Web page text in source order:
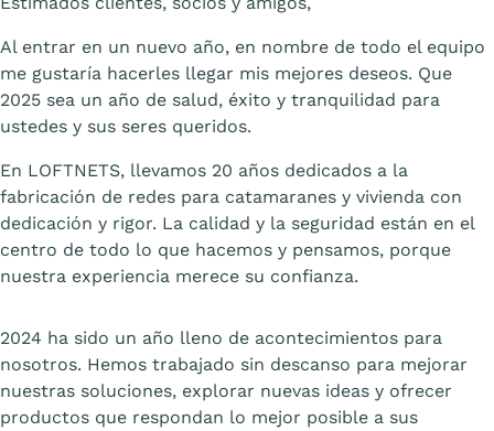
Al entrar en un nuevo año, en nombre de todo el equipo
me gustaría hacerles llegar mis mejores deseos. Que
2025 sea un año de salud, éxito y tranquilidad para
ustedes y sus seres queridos.
En LOFTNETS, llevamos 20 años dedicados a la
fabricación de redes para catamaranes y vivienda con
dedicación y rigor. La calidad y la seguridad están en el
centro de todo lo que hacemos y pensamos, porque
nuestra experiencia merece su confianza.
2024 ha sido un año lleno de acontecimientos para
nosotros. Hemos trabajado sin descanso para mejorar
nuestras soluciones, explorar nuevas ideas y ofrecer
productos que respondan lo mejor posible a sus